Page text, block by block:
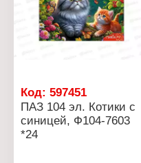
Код: 597451
ПАЗ 104 эл. Котики с
синицей, Ф104-7603
*24